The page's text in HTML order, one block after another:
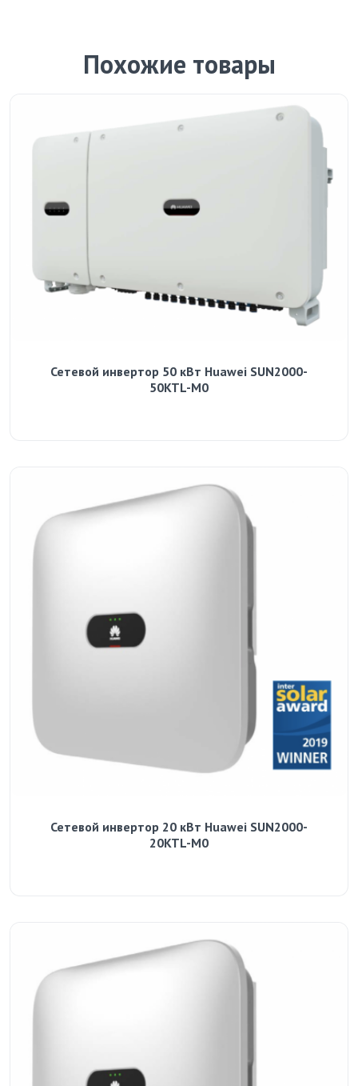
Похожие товары
Сетевой инвертор 50 кВт Huawei SUN2000-
50KTL-M0
Сетевой инвертор 20 кВт Huawei SUN2000-
20KTL-M0